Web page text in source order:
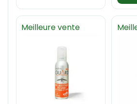
Meilleure vente